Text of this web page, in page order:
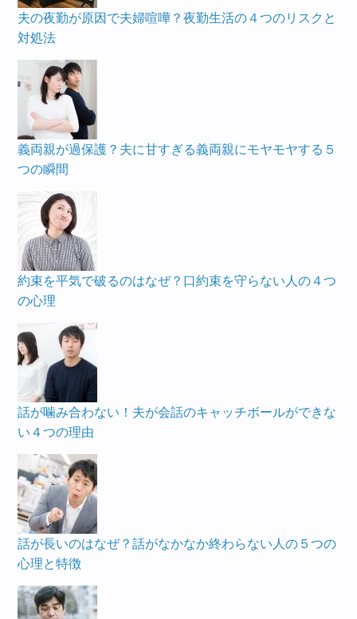
夫の夜勤が原因で夫婦喧嘩？夜勤生活の４つのリスクと
対処法
義両親が過保護？夫に甘すぎる義両親にモヤモヤする５
つの瞬間
約束を平気で破るのはなぜ？口約束を守らない人の４つ
の心理
話が噛み合わない！夫が会話のキャッチボールができな
い４つの理由
話が長いのはなぜ？話がなかなか終わらない人の５つの
心理と特徴